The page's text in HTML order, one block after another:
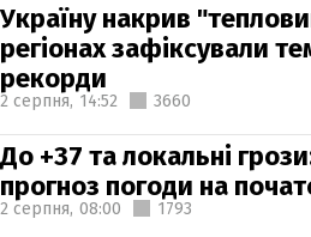
Україну накрив
регіонах зафіксували
рекорди
2 серпня, 14:52 3660
До +37 та локальні
прогноз погоди на
2 серпня, 08:00 1793